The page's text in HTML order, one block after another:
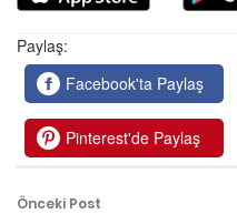
Paylaş:
Facebook'ta Paylaş
Pinterest'de Paylaş
Önceki Post